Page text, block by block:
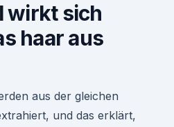
wirkt sich
haar aus
aus der gleichen
und das erklärt,